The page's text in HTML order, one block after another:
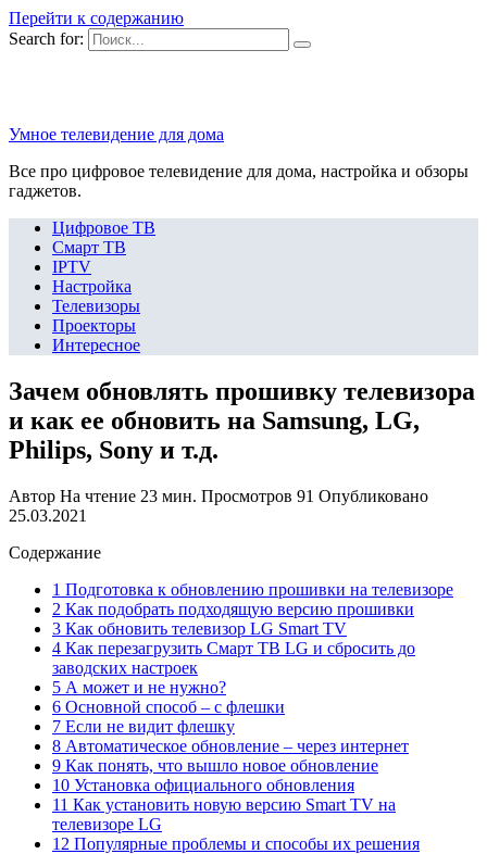
Перейти к содержанию
Search for:
Умное телевидение для дома
Все про цифровое телевидение для дома, настройка и обзоры
гаджетов.
Цифровое ТВ
Смарт ТВ
IPTV
Настройка
Телевизоры
Проекторы
Интересное
Зачем обновлять прошивку телевизора
и как ее обновить на Samsung, LG,
Philips, Sony и т.д.
Автор На чтение 23 мин. Просмотров 91 Опубликовано
25.03.2021
Содержание
1 Подготовка к обновлению прошивки на телевизоре
2 Как подобрать подходящую версию прошивки
3 Как обновить телевизор LG Smart TV
4 Как перезагрузить Смарт ТВ LG и сбросить до
заводских настроек
5 А может и не нужно?
6 Основной способ – с флешки
7 Если не видит флешку
8 Автоматическое обновление – через интернет
9 Как понять, что вышло новое обновление
10 Установка официального обновления
11 Как установить новую версию Smart TV на
телевизоре LG
12 Популярные проблемы и способы их решения